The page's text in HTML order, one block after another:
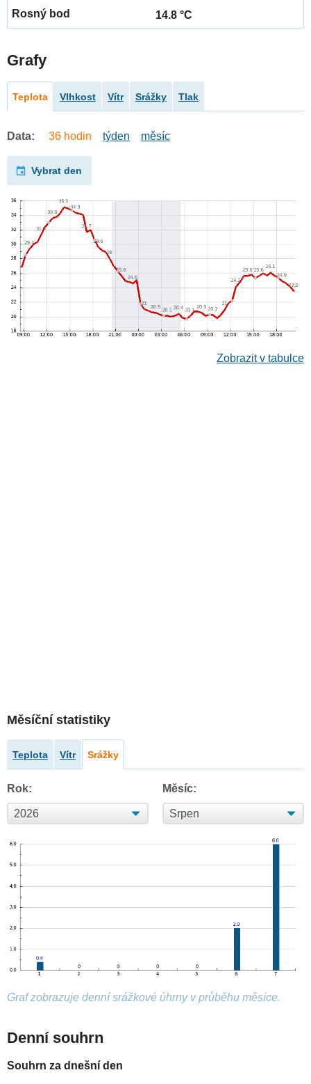
14.8 °C
Grafy
Teplota Vlhkost Vítr Srážky Tlak
Data: 36 hodin týden měsíc
Vybrat den
Zobrazit v tabulce
Měsíční statistiky
Teplota Vítr Srážky
Rok: Měsíc:
Graf zobrazuje denní srážkové úhrny v průběhu měsíce.
Denní souhrn
Souhrn za dnešní den